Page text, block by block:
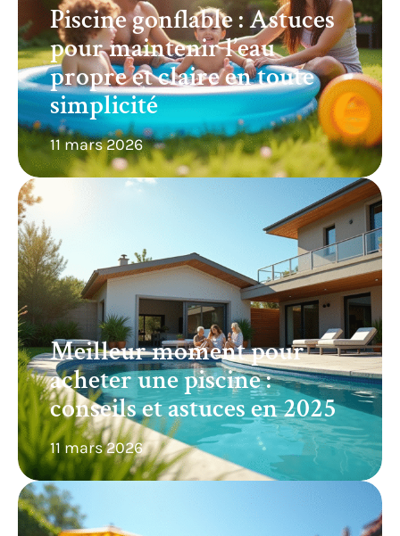
Piscine gonflable : Astuces
pour maintenir l’eau
propre et claire en toute
simplicité
11 mars 2026
Meilleur moment pour
acheter une piscine :
conseils et astuces en 2025
11 mars 2026